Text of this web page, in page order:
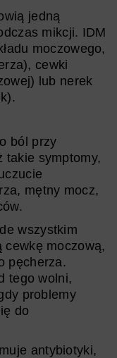
jedną
mikcji. IDM
moczowego,
cewki
lub nerek
ból przy
takie symptomy,
mętny mocz,
wszystkim
cewkę moczową,
pęcherza.
tego wolni,
problemy
do
antybiotyki,